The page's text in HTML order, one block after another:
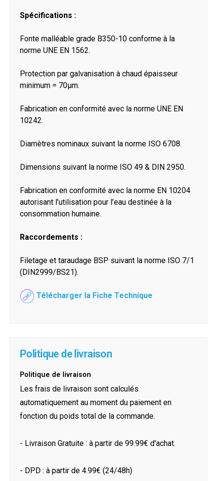
Spécifications :
Fonte malléable grade B350-10 conforme à la
norme UNE EN 1562.
Protection par galvanisation à chaud épaisseur
minimum = 70μm.
Fabrication en conformité avec la norme UNE EN
10242.
Diamètres nominaux suivant la norme ISO 6708.
Dimensions suivant la norme ISO 49 & DIN 2950.
Fabrication en conformité avec la norme EN 10204
autorisant l’utilisation pour l’eau destinée à la
consommation humaine.
Raccordements :
Filetage et taraudage BSP suivant la norme ISO 7/1
(DIN2999/BS21).
Télécharger la Fiche Technique
Politique de livraison
Politique de livraison
Les frais de livraison sont calculés
automatiquement au moment du paiement en
fonction du poids total de la commande.
- Livraison Gratuite : à partir de 99.99€ d'achat.
- DPD : à partir de 4.99€ (24/48h)